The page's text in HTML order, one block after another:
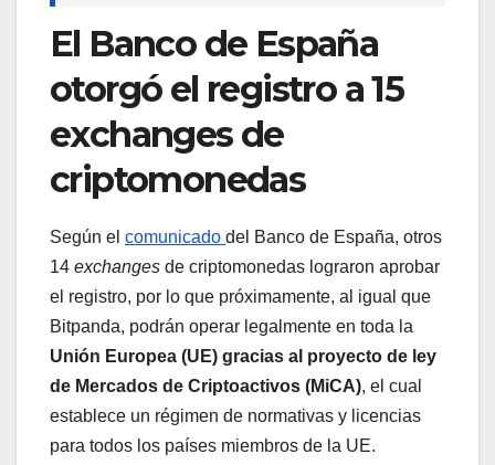
El Banco de España
otorgó el registro a 15
exchanges de
criptomonedas
Según el comunicado del Banco de España, otros
14 exchanges de criptomonedas lograron aprobar
el registro, por lo que próximamente, al igual que
Bitpanda, podrán operar legalmente en toda la
Unión Europea (UE) gracias al proyecto de ley
de Mercados de Criptoactivos (MiCA), el cual
establece un régimen de normativas y licencias
para todos los países miembros de la UE.